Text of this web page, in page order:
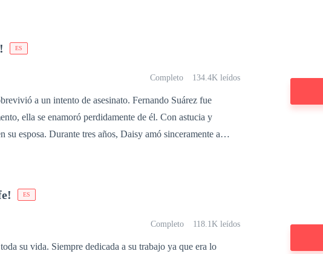
ES
Completo 134.4K leídos
a un intento de asesinato. Fernando Suárez fue
ella se enamoró perdidamente de él. Con astucia y
su esposa. Durante tres años, Daisy amó sinceramente a
y consumido por los celos, la tomó en brazos y, con una
ES
Completo 118.1K leídos
su vida. Siempre dedicada a su trabajo ya que era lo